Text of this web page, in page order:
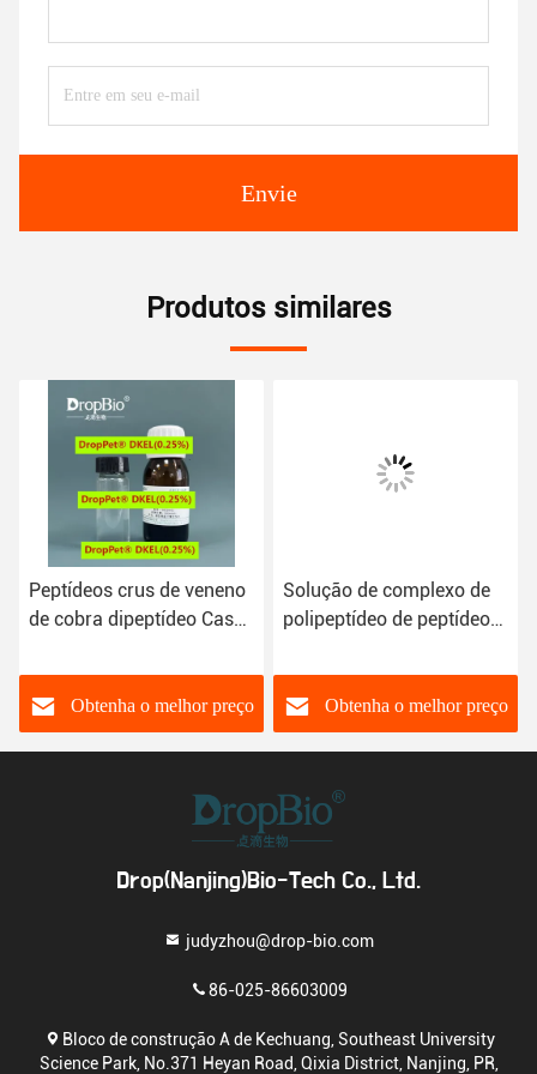
Envie
Produtos similares
Peptídeos crus de veneno
de cobra dipeptídeo Cas
Diaminobutiroil
Benzilamida Diace
Obtenha o melhor preço
Solução de complexo de
polipeptídeo de peptídeo
antienvelhecimento
Obtenha o melhor preço
Drop(Nanjing)Bio-Tech Co., Ltd.
judyzhou@drop-bio.com
86-025-86603009
Bloco de construção A de Kechuang, Southeast University
Science Park, No.371 Heyan Road, Qixia District, Nanjing, PR,